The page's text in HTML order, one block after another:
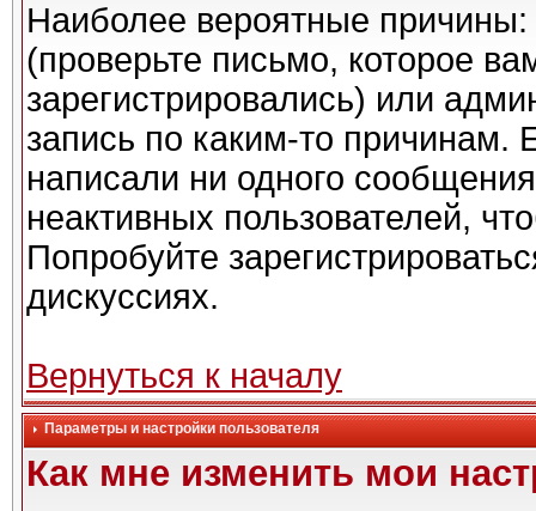
Наиболее вероятные
(проверьте письмо, которое
зарегистрировались) или
запись по каким-то причинам.
написали ни одного
неактивных пользователей,
Попробуйте
дискуссиях.
Вернуться к началу
Параметры и настройки пользователя
Как мне изменить мои